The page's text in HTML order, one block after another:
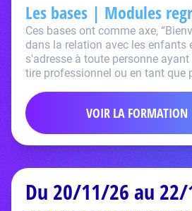
Les bases | Modules
Ces bases ont comme axe,
dans la relation avec les enfants
s'adresse à toute personne
tire professionnel ou en tant que
VOIR LA FORMATION
Du 20/11/26 au